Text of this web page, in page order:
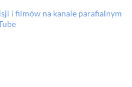
i filmów na kanale parafialnym